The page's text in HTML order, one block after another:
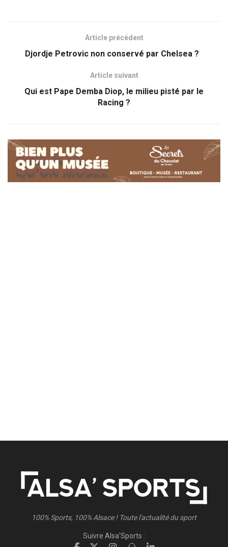
Article précédent
Djordje Petrovic non conservé par Chelsea ?
Article suivant
Qui est Pape Demba Diop, le milieu pisté par le
Racing ?
100% Sports, 100% Alsace ! Toute l'actualité du sport
Suivre Alsa'Sports :